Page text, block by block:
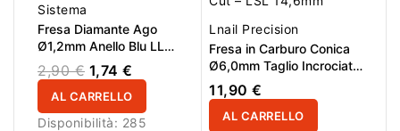
Sistema
Fresa Diamante Ago
Ø1,2mm Anello Blu LL
10,0mm
2,90 € 1,74 €
AL CARRELLO
Disponibilità: 285
Lnail Precision
Fresa in Carburo Conica
Ø6,0mm Taglio Incrociato
Grosso Super Cut – LL
14,6mm
11,90 €
AL CARRELLO